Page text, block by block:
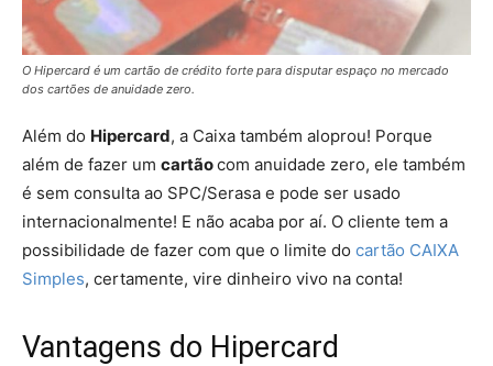
O Hipercard é um cartão de crédito forte para disputar espaço no mercado
dos cartões de anuidade zero.
Além do Hipercard, a Caixa também aloprou! Porque
além de fazer um cartãocom anuidade zero, ele também
é sem consulta ao SPC/Serasa e pode ser usado
internacionalmente! E não acaba por aí. O cliente tem a
possibilidade de fazer com que o limite do cartão CAIXA
Simples, certamente, vire dinheiro vivo na conta!
Vantagens do Hipercard